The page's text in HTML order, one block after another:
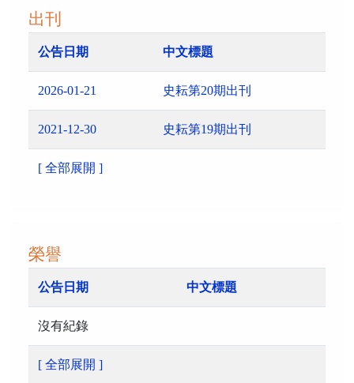
出刊
公告日期 中文標題
2026-01-21 史耘第20期出刊
2021-12-30 史耘第19期出刊
[ 全部展開 ]
榮譽
公告日期 中文標題
沒有紀錄
[ 全部展開 ]